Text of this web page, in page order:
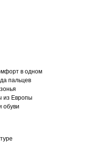
в одном
пальцев
из Европы
обуви